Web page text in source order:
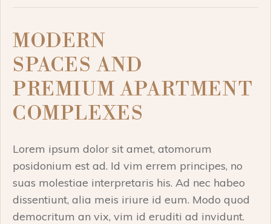
MODERN
SPACES AND
PREMIUM APARTMENT
COMPLEXES
Lorem ipsum dolor sit amet, atomorum
posidonium est ad. Id vim errem principes, no
suas molestiae interpretaris his. Ad nec habeo
dissentiunt, alia meis iriure id eum. Modo quod
democritum an vix, vim id eruditi ad invidunt.